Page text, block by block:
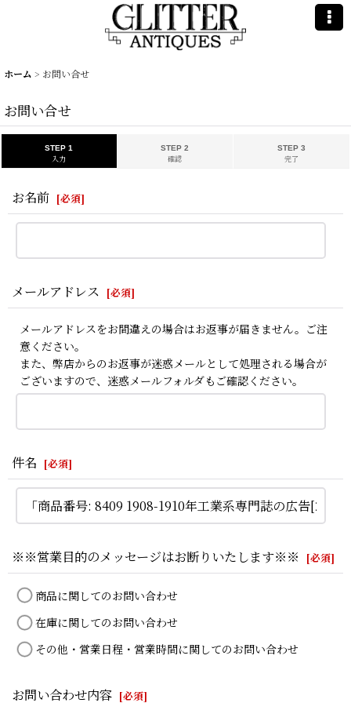
ホーム > お問い合せ
お問い合せ
STEP 1
入力
STEP 2
確認
STEP 3
完了
お名前 [必須]
メールアドレス [必須]
メールアドレスをお間違えの場合はお返事が届きません。ご注
意ください。
また、弊店からのお返事が迷惑メールとして処理される場合が
ございますので、迷惑メールフォルダもご確認ください。
件名 [必須]
※※営業目的のメッセージはお断りいたします※※ [必須]
商品に関してのお問い合わせ
在庫に関してのお問い合わせ
その他・営業日程・営業時間に関してのお問い合わせ
お問い合わせ内容 [必須]